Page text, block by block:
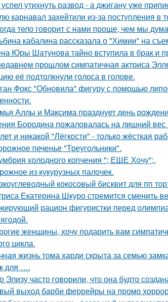
утихнуть развод - а джигану уже
карнавал захейтили из-за поступления в
тело говорит с нами проще, чем мы
кабалина рассказала о "Химии" на
Юры Шатунова тайно вступила в брак и
прошлом симпатичная актриса
её подтолкнули голоса в голове.
Фокс "Обновила" фигуру с помощью
Аллы и Максима празднует день
Бородина пожаловалась на лишний вес
и никакой "Лёгкости" - только жёсткая
печенье "Треугольники".
холодного копчения "; ЕЩЕ Хочу";.
из кукурузных палочек.
кокосовый бисквит для пп
Екатерина Шкуро стремится сменить
рацион фигуристки перед
женщины, хочу подарить вам
цикла.
жизнь тома харди скрыта за семью
для ….
Элизу часто говорили, что она будто
выход барби феррейры на промо